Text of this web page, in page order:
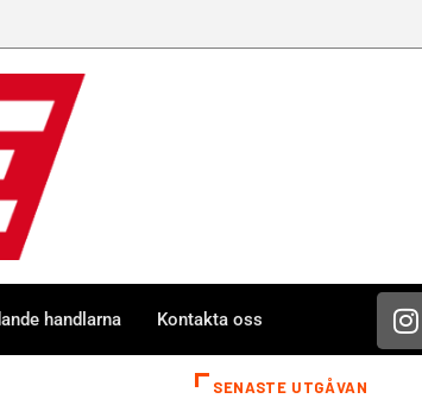
handlarna Kontakta oss
SENASTE UTGÅVAN